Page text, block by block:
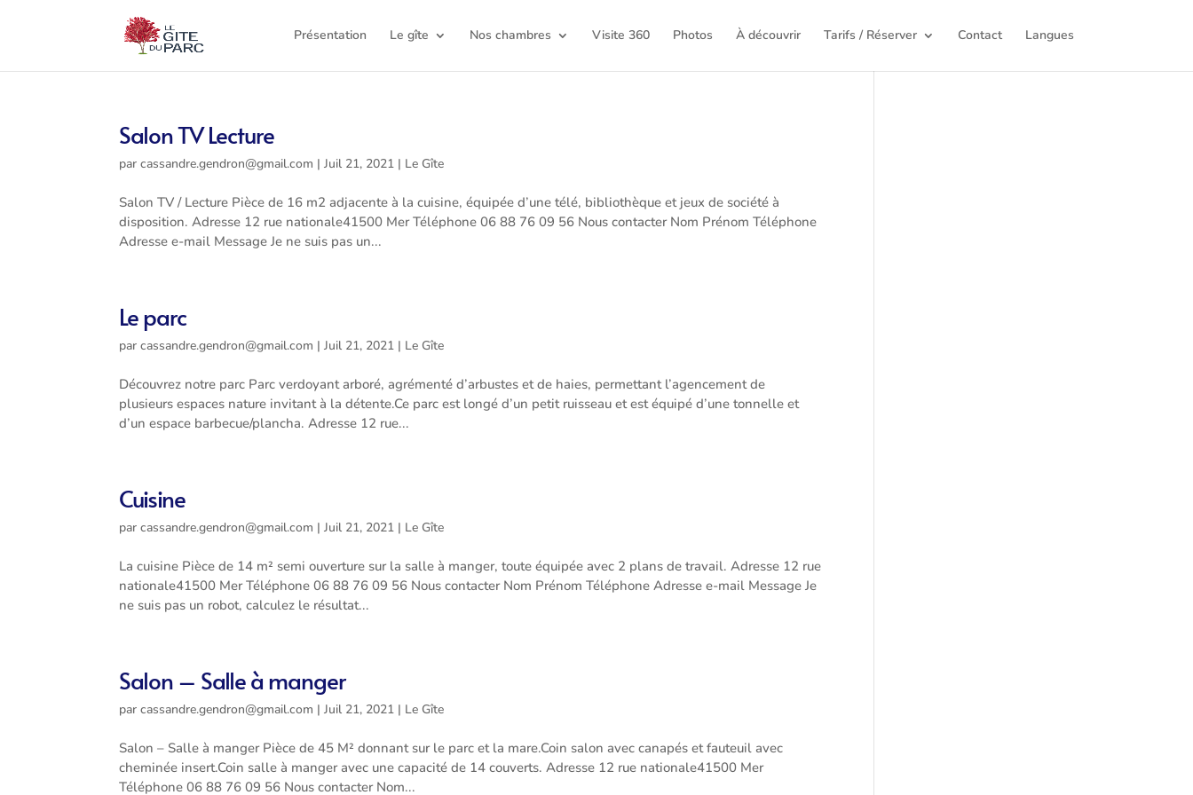
Présentation Le gîte Nos chambres Visite 360 Photos À découvrir Tarifs / Réserver Contact Langues
Salon TV Lecture
parcassandre.gendron@gmail.com |Juil 21, 2021 | Le Gîte
Salon TV / Lecture Pièce de 16 m2 adjacente à la cuisine, équipée d’une télé, bibliothèque et jeux de société à
disposition. Adresse 12 rue nationale41500 Mer Téléphone 06 88 76 09 56 Nous contacter Nom Prénom Téléphone
Adresse e-mail Message Je ne suis pas un...
Le parc
parcassandre.gendron@gmail.com |Juil 21, 2021 | Le Gîte
Découvrez notre parc Parc verdoyant arboré, agrémenté d’arbustes et de haies, permettant l’agencement de
plusieurs espaces nature invitant à la détente.Ce parc est longé d’un petit ruisseau et est équipé d’une tonnelle et
d’un espace barbecue/plancha. Adresse 12 rue...
Cuisine
parcassandre.gendron@gmail.com |Juil 21, 2021 | Le Gîte
La cuisine Pièce de 14 m² semi ouverture sur la salle à manger, toute équipée avec 2 plans de travail. Adresse 12 rue
nationale41500 Mer Téléphone 06 88 76 09 56 Nous contacter Nom Prénom Téléphone Adresse e-mail Message Je
ne suis pas un robot, calculez le résultat...
Salon – Salle à manger
parcassandre.gendron@gmail.com |Juil 21, 2021 | Le Gîte
Salon – Salle à manger Pièce de 45 M² donnant sur le parc et la mare.Coin salon avec canapés et fauteuil avec
cheminée insert.Coin salle à manger avec une capacité de 14 couverts. Adresse 12 rue nationale41500 Mer
Téléphone 06 88 76 09 56 Nous contacter Nom...